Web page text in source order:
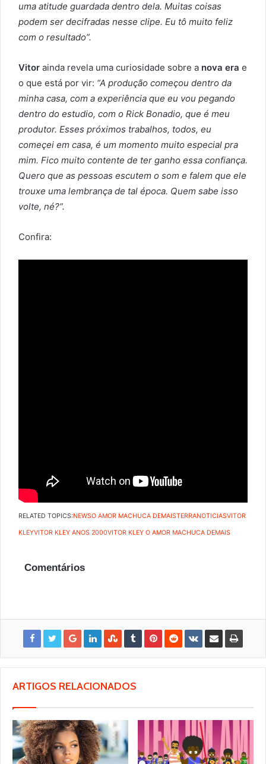
uma atitude guardada dentro dela. Muitas coisas
podem ser decifradas nesse clipe. Eu tô muito feliz
com o resultado”.
Vitor ainda revela uma curiosidade sobre a nova era e
o que está por vir: “A produção começou dentro da
minha casa, com a experiência que eu vou pegando
dentro do estudio, com o Rick Bonadio, que é meu
produtor. Esses próximos trabalhos, todos, eu
começei em casa, é um momento muito especial pra
mim. Fico muito contente de ter ganho essa confiança.
Quero que as pessoas escutem o som e falem que ele
trouxe uma lembrança de tal época. Quem sabe isso
volte, né?”.
Confira:
RELATED TOPICS:NEWSO AMOR MACHUCA DEMAISTERRANOTICIASVITOR
KLEYVITOR KLEY ANOS 2000VITOR KLEY O AMOR MACHUCA DEMAIS
Comentários
ARTIGOS RELACIONADOS